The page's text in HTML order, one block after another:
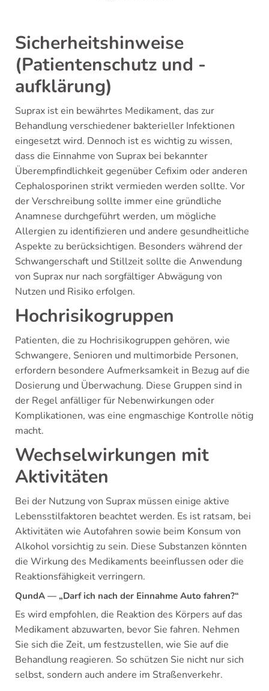
Sicherheitshinweise
(Patientenschutz und -
aufklärung)
Suprax ist ein bewährtes Medikament, das zur
Behandlung verschiedener bakterieller Infektionen
eingesetzt wird. Dennoch ist es wichtig zu wissen,
dass die Einnahme von Suprax bei bekannter
Überempfindlichkeit gegenüber Cefixim oder anderen
Cephalosporinen strikt vermieden werden sollte. Vor
der Verschreibung sollte immer eine gründliche
Anamnese durchgeführt werden, um mögliche
Allergien zu identifizieren und andere gesundheitliche
Aspekte zu berücksichtigen. Besonders während der
Schwangerschaft und Stillzeit sollte die Anwendung
von Suprax nur nach sorgfältiger Abwägung von
Nutzen und Risiko erfolgen.
Hochrisikogruppen
Patienten, die zu Hochrisikogruppen gehören, wie
Schwangere, Senioren und multimorbide Personen,
erfordern besondere Aufmerksamkeit in Bezug auf die
Dosierung und Überwachung. Diese Gruppen sind in
der Regel anfälliger für Nebenwirkungen oder
Komplikationen, was eine engmaschige Kontrolle nötig
macht.
Wechselwirkungen mit
Aktivitäten
Bei der Nutzung von Suprax müssen einige aktive
Lebensstilfaktoren beachtet werden. Es ist ratsam, bei
Aktivitäten wie Autofahren sowie beim Konsum von
Alkohol vorsichtig zu sein. Diese Substanzen könnten
die Wirkung des Medikaments beeinflussen oder die
Reaktionsfähigkeit verringern.
QundA — „Darf ich nach der Einnahme Auto fahren?“
Es wird empfohlen, die Reaktion des Körpers auf das
Medikament abzuwarten, bevor Sie fahren. Nehmen
Sie sich die Zeit, um festzustellen, wie Sie auf die
Behandlung reagieren. So schützen Sie nicht nur sich
selbst, sondern auch andere im Straßenverkehr.